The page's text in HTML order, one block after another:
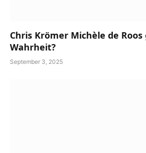
Chris Krömer Michèle de
Wahrheit?
September 3, 2025